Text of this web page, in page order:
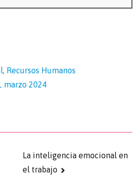
, Recursos Humanos
marzo 2024
La inteligencia emocional en
el trabajo